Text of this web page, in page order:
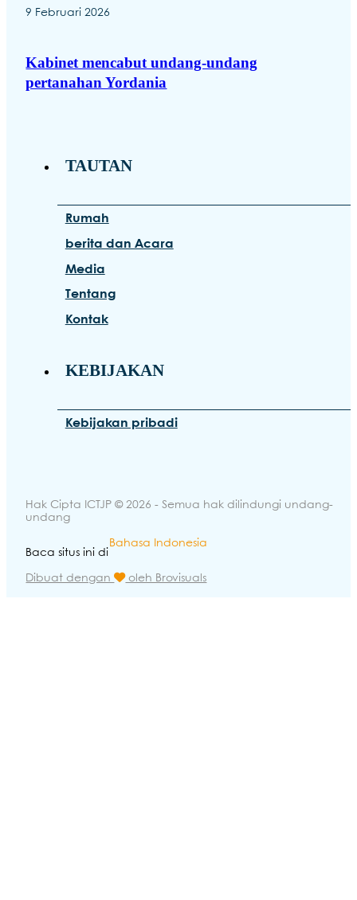
9 Februari 2026
Kabinet mencabut undang-undang
pertanahan Yordania
TAUTAN
Rumah
berita dan Acara
Media
Tentang
Kontak
KEBIJAKAN
Kebijakan pribadi
Hak Cipta ICTJP © 2026 - Semua hak dilindungi undang-
undang
Baca situs ini di
Bahasa Indonesia
Dibuat dengan oleh Brovisuals